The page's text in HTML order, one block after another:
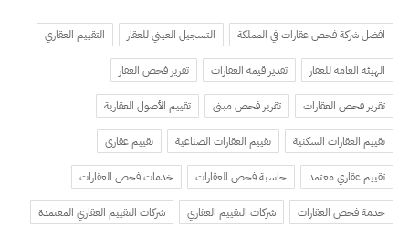
افضل شركة فحص عقارات في المملكة التسجيل العيني للعقار التقييم العقاري
الهيئة العامة للعقار تقدير قيمة العقارات تقرير فحص العقار
تقرير فحص العقارات تقرير فحص مبنى تقييم الأصول العقارية
تقييم العقارات السكنية تقييم العقارات الصناعية تقييم عقاري
تقييم عقاري معتمد حاسبة فحص العقارات خدمات فحص العقارات
خدمة فحص العقارات شركات التقييم العقاري شركات التقييم العقاري المعتمدة